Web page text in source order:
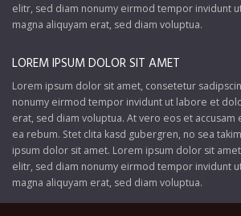
elitr, sed diam nonumy eirmod tempor invidunt
magna aliquyam erat, sed diam voluptua.
LOREM IPSUM DOLOR SIT AMET
Lorem ipsum dolor sit amet, consetetur
nonumy eirmod tempor invidunt ut labore et
erat, sed diam voluptua. At vero eos et
ea rebum. Stet clita kasd gubergren, no sea
ipsum dolor sit amet. Lorem ipsum dolor sit
elitr, sed diam nonumy eirmod tempor invidunt
magna aliquyam erat, sed diam voluptua.